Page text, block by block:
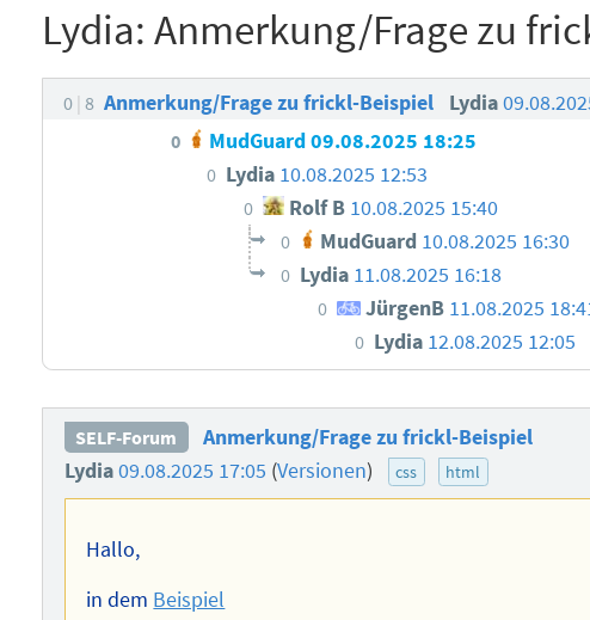
Lydia: Anmerkung/Frage zu
0 8 Anmerkung/Frage zu frickl-Beispiel Lydia
0 MudGuard09.08.2025 18:25
0 Lydia 10.08.2025 12:53
0 Rolf B 10.08.2025 15:40
0 MudGuard 10.08.2025 16:30
0 Lydia 11.08.2025 16:18
0 JürgenB 11.08.2025
0 Lydia 12.08.2025 12:05
SELF-Forum
Anmerkung/Frage zu frickl-Beispiel
Lydia09.08.2025 17:05 (Versionen) css html
Hallo,
in dem Beispiel